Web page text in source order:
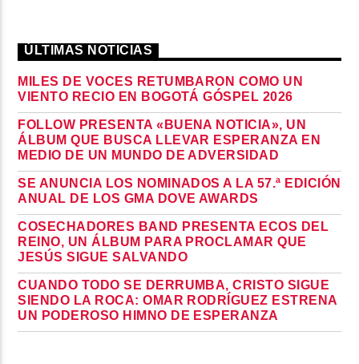
ÚLTIMAS NOTICIAS
MILES DE VOCES RETUMBARON COMO UN
VIENTO RECIO EN BOGOTÁ GÓSPEL 2026
FOLLOW PRESENTA «BUENA NOTICIA», UN
ÁLBUM QUE BUSCA LLEVAR ESPERANZA EN
MEDIO DE UN MUNDO DE ADVERSIDAD
SE ANUNCIA LOS NOMINADOS A LA 57.ª EDICIÓN
ANUAL DE LOS GMA DOVE AWARDS
COSECHADORES BAND PRESENTA ECOS DEL
REINO, UN ÁLBUM PARA PROCLAMAR QUE
JESÚS SIGUE SALVANDO
CUANDO TODO SE DERRUMBA, CRISTO SIGUE
SIENDO LA ROCA: OMAR RODRÍGUEZ ESTRENA
UN PODEROSO HIMNO DE ESPERANZA